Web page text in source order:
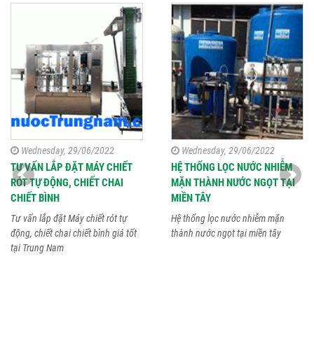
Wednesday, 29/06/2022
TƯ VẤN LẮP ĐẶT MÁY CHIẾT
RÓT TỰ ĐỘNG, CHIẾT CHAI
CHIẾT BÌNH
Tư vấn lắp đặt Máy chiết rót tự
động, chiết chai chiết bình giá tốt
tại Trung Nam
Wednesday, 29/06/2022
HỆ THỐNG LỌC NƯỚC NHIỄM
MẶN THÀNH NƯỚC NGỌT TẠI
MIỀN TÂY
Hệ thống lọc nước nhiễm mặn
thành nước ngọt tại miền tây